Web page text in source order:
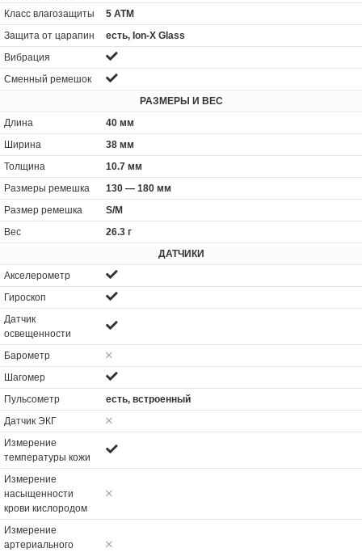
Класс влагозащиты
5 ATM
Защита от царапин
есть, Ion-X Glass
Вибрация
Сменный ремешок
РАЗМЕРЫ И ВЕС
Длина
40 мм
Ширина
38 мм
Толщина
10.7 мм
Размеры ремешка
130 — 180 мм
Размер ремешка
S/M
Вес
26.3 г
ДАТЧИКИ
Акселерометр
Гироскоп
Датчик
освещенности
Барометр
Шагомер
Пульсометр
есть, встроенный
Датчик ЭКГ
Измерение
температуры кожи
Измерение
насыщенности
крови кислородом
Измерение
артериального